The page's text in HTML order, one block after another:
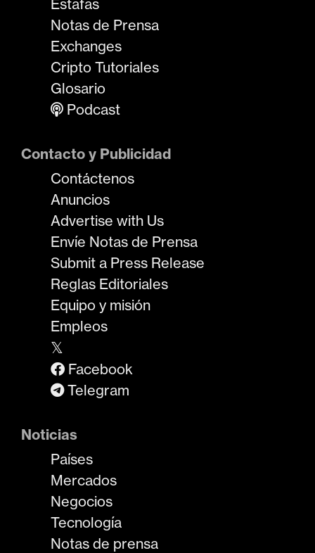
Estafas
Notas de Prensa
Exchanges
Cripto Tutoriales
Glosario
Podcast
Contacto y Publicidad
Contáctenos
Anuncios
Advertise with Us
Envíe Notas de Prensa
Submit a Press Release
Reglas Editoriales
Equipo y misión
Empleos
𝕏
Facebook
Telegram
Noticias
Países
Mercados
Negocios
Tecnología
Notas de prensa